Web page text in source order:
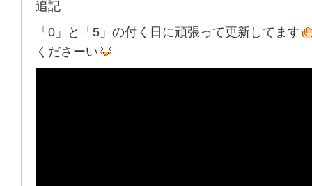
追記
「0」と「5」の付く日に頑張って更新してます
くださーい